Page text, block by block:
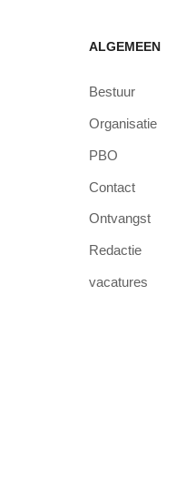
ALGEMEEN
Bestuur
Organisatie
PBO
Contact
Ontvangst
Redactie
vacatures